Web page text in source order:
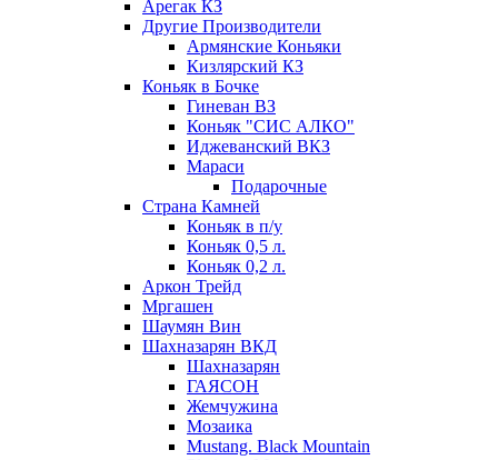
Арегак КЗ
Другие Производители
Армянские Коньяки
Кизлярский КЗ
Коньяк в Бочке
Гиневан ВЗ
Коньяк "СИС АЛКО"
Иджеванский ВКЗ
Мараси
Подарочные
Страна Камней
Коньяк в п/у
Коньяк 0,5 л.
Коньяк 0,2 л.
Аркон Трейд
Мргашен
Шаумян Вин
Шахназарян ВКД
Шахназарян
ГАЯСОН
Жемчужина
Мозаика
Mustang. Black Mountain